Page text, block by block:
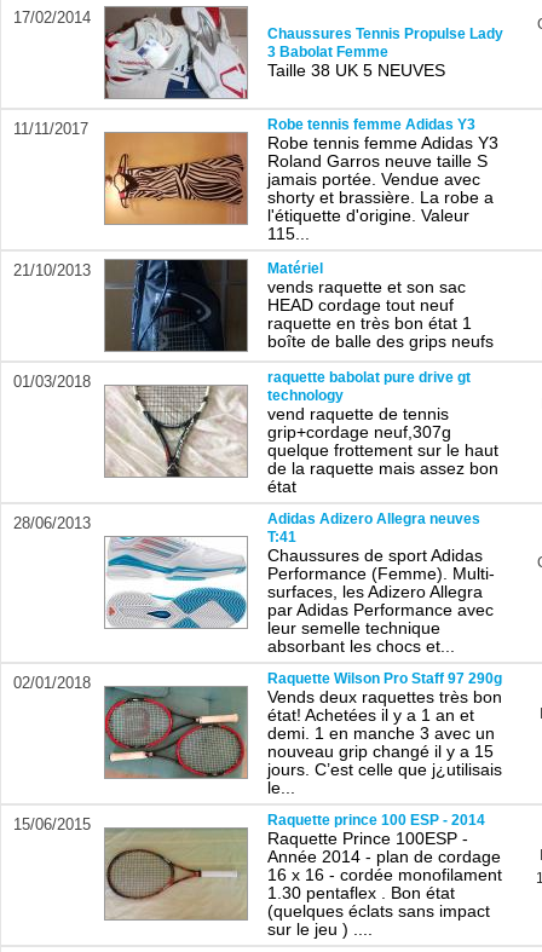
17/02/2014
Chaussures Tennis Propulse Lady
3 Babolat Femme
Taille 38 UK 5 NEUVES
11/11/2017 Robe tennis femme Adidas Y3
Robe tennis femme Adidas Y3
Roland Garros neuve taille S
jamais portée. Vendue avec
shorty et brassière. La robe a
l'étiquette d'origine. Valeur
115...
21/10/2013 Matériel
vends raquette et son sac
HEAD cordage tout neuf
raquette en très bon état 1
boîte de balle des grips neufs
01/03/2018
raquette babolat pure drive gt
technology
vend raquette de tennis
grip+cordage neuf,307g
quelque frottement sur le haut
de la raquette mais assez bon
état
28/06/2013
Adidas Adizero Allegra neuves
T:41
Chaussures de sport Adidas
Performance (Femme). Multi-
surfaces, les Adizero Allegra
par Adidas Performance avec
leur semelle technique
absorbant les chocs et...
02/01/2018 Raquette Wilson Pro Staff 97 290g
Vends deux raquettes très bon
état! Achetées il y a 1 an et
demi. 1 en manche 3 avec un
nouveau grip changé il y a 15
jours. C’est celle que j¿utilisais
le...
15/06/2015 Raquette prince 100 ESP - 2014
Raquette Prince 100ESP -
Année 2014 - plan de cordage
16 x 16 - cordée monofilament
1.30 pentaflex . Bon état
(quelques éclats sans impact
sur le jeu ) ....